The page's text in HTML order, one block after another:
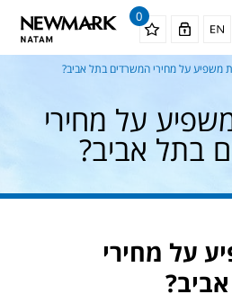
0
משפיע על מחירי המשרדים בתל אביב?
על מחירי
בתל אביב?
על מחירי
?